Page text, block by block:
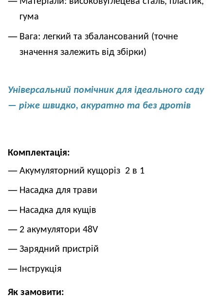
гума
Вага: легкий та збалансований (точне
значення залежить від збірки)
Універсальний помічник для ідеального саду
— ріже швидко, акуратно та без дротів
Комплектація:
Акумуляторний кущоріз  2 в 1
Насадка для трави
Насадка для кущів
2 акумулятори 48V
Зарядний пристрій
Інструкція
Як замовити: